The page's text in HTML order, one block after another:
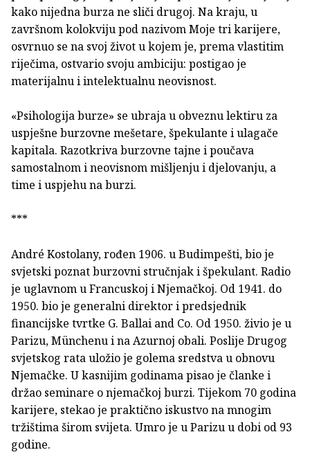
kako nijedna burza ne sliči drugoj. Na kraju, u
završnom kolokviju pod nazivom Moje tri karijere,
osvrnuo se na svoj život u kojem je, prema vlastitim
riječima, ostvario svoju ambiciju: postigao je
materijalnu i intelektualnu neovisnost.
«Psihologija burze» se ubraja u obveznu lektiru za
uspješne burzovne mešetare, špekulante i ulagače
kapitala. Razotkriva burzovne tajne i poučava
samostalnom i neovisnom mišljenju i djelovanju, a
time i uspjehu na burzi.
***
André Kostolany, rođen 1906. u Budimpešti, bio je
svjetski poznat burzovni stručnjak i špekulant. Radio
je uglavnom u Francuskoj i Njemačkoj. Od 1941. do
1950. bio je generalni direktor i predsjednik
financijske tvrtke G. Ballai and Co. Od 1950. živio je u
Parizu, Münchenu i na Azurnoj obali. Poslije Drugog
svjetskog rata uložio je golema sredstva u obnovu
Njemačke. U kasnijim godinama pisao je članke i
držao seminare o njemačkoj burzi. Tijekom 70 godina
karijere, stekao je praktično iskustvo na mnogim
tržištima širom svijeta. Umro je u Parizu u dobi od 93
godine.